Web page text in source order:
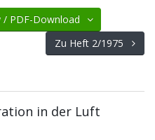
/ PDF-Download
Zu Heft 2/1975
in der Luft